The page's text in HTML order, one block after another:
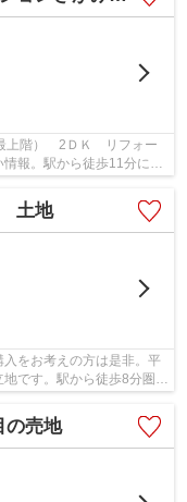
上階） 2ＤＫ リフォー
報。駅から徒歩11分に位
土地
をお考えの方は是非。平
です。駅から徒歩8分圏内
の売地